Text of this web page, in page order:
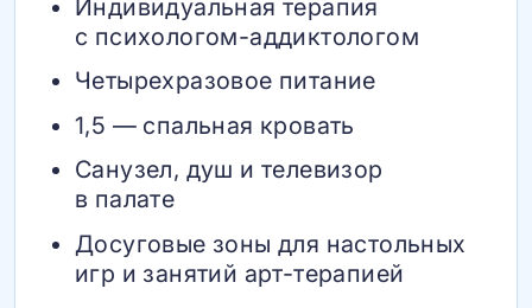
Индивидуальная терапия
с психологом-аддиктологом
Четырехразовое питание
1,5 — спальная кровать
Санузел, душ и телевизор
в палате
Досуговые зоны для настольных
игр и занятий арт-терапией